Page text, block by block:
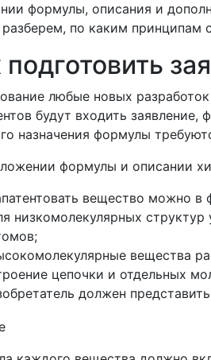
формулы, описания и
разберем, по каким принципам
подготовить
любые новых
будут входить
назначения формулы
формулы и описании
вещество можно в
низкомолекулярных
вещества
цепочки и отдельных
должен